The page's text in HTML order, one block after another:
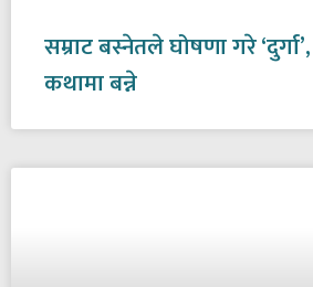
सम्राट बस्नेतले घोषणा गरे
कथामा बन्ने